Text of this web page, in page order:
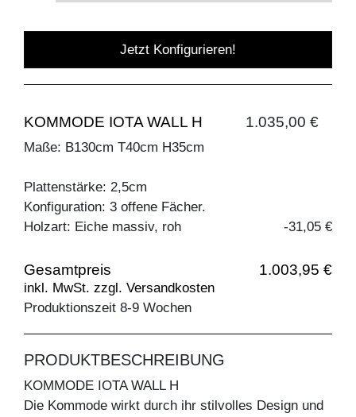
Jetzt Konfigurieren!
KOMMODE IOTA WALL H 1.035,00 €
Maße: B130cm T40cm H35cm
Plattenstärke: 2,5cm
Konfiguration: 3 offene Fächer.
Holzart: Eiche massiv, roh
-31,05 €
Gesamtpreis 1.003,95 €
inkl. MwSt. zzgl. Versandkosten
Produktionszeit 8-9 Wochen
PRODUKTBESCHREIBUNG
KOMMODE IOTA WALL H
Die Kommode wirkt durch ihr stilvolles Design und